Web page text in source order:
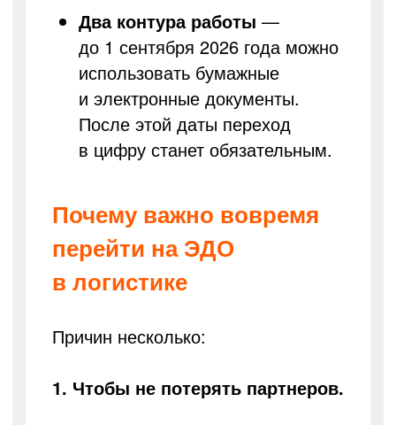
Два контура работы —
до 1 сентября 2026 года можно
использовать бумажные
и электронные документы.
После этой даты переход
в цифру станет обязательным.
Почему важно вовремя
перейти на ЭДО
в логистике
Причин несколько:
1. Чтобы не потерять партнеров.